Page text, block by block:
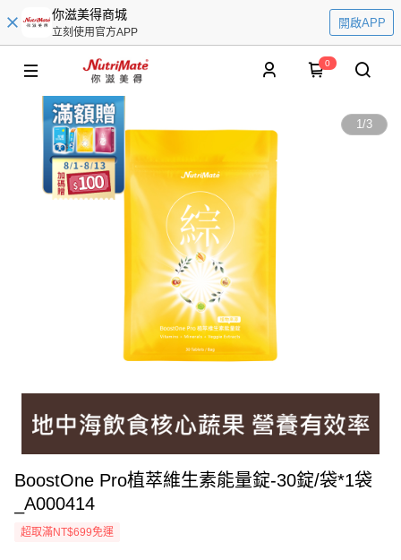
你滋美得商城
立刻使用官方APP
開啟APP
0
1/3
BoostOne Pro植萃維生素能量錠-30錠/袋*1袋
_A000414
超取滿NT$699免運